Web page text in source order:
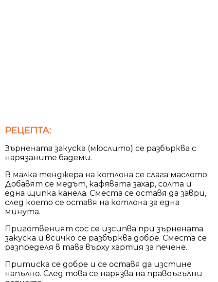
РЕЦЕПТА:
Зърнената закуска (мюслито) се разбърква с
нарязаните бадеми.
В малка тенджера на котлона се слага маслото.
Добавят се медът, кафявата захар, солта и
една щипка канела. Сместа се оставя да заври,
след което се оставя на котлона за една
минута.
Приготвеният сос се изсипва при зърнената
закуска и всичко се разбърква добре. Сместа се
разпределя в тава върху хартия за печене.
Притиска се добре и се оставя да изстине
напълно. След това се нарязва на правоъгълни